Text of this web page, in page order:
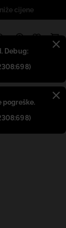
Debug:
pogreške.
cijene